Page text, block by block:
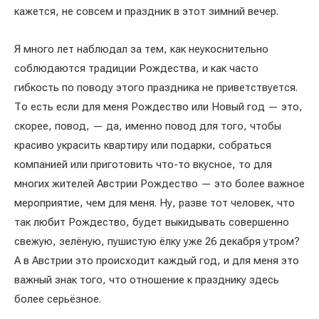
кажется, не совсем и праздник в этот зимний вечер.
Я много лет наблюдал за тем, как неукоснительно
соблюдаются традиции Рождества, и как часто
гибкость по поводу этого праздника не приветствуется.
То есть если для меня Рождество или Новый год — это,
скорее, повод, — да, именно повод для того, чтобы
красиво украсить квартиру или подарки, собраться
компанией или приготовить что-то вкусное, то для
многих жителей Австрии Рождество — это более важное
мероприятие, чем для меня. Ну, разве тот человек, что
так любит Рождество, будет выкидывать совершенно
свежую, зелёную, пушистую ёлку уже 26 декабря утром?
А в Австрии это происходит каждый год, и для меня это
важный знак того, что отношение к празднику здесь
более серьёзное.